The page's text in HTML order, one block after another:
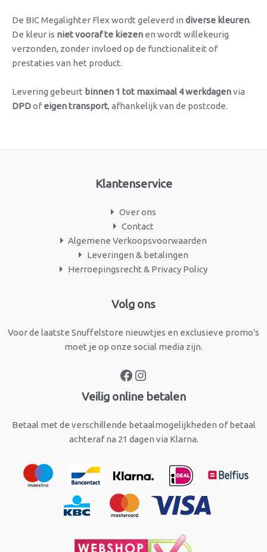
De BIC Megalighter Flex wordt geleverd in diverse kleuren.
De kleur is niet vooraf te kiezen en wordt willekeurig
verzonden, zonder invloed op de functionaliteit of
prestaties van het product.
Levering gebeurt binnen 1 tot maximaal 4 werkdagenvia
DPDofeigen transport, afhankelijk van de postcode.
Klantenservice
Over ons
Contact
Algemene Verkoopsvoorwaarden
Leveringen & betalingen
Herroepingsrecht & Privacy Policy
Volg ons
Voor de laatste Snuffelstore nieuwtjes en exclusieve promo's
moet je op onze social media zijn.
Facebook
Veilig online betalen
Betaal met de verschillende betaalmogelijkheden of betaal
achteraf na 21 dagen via Klarna.